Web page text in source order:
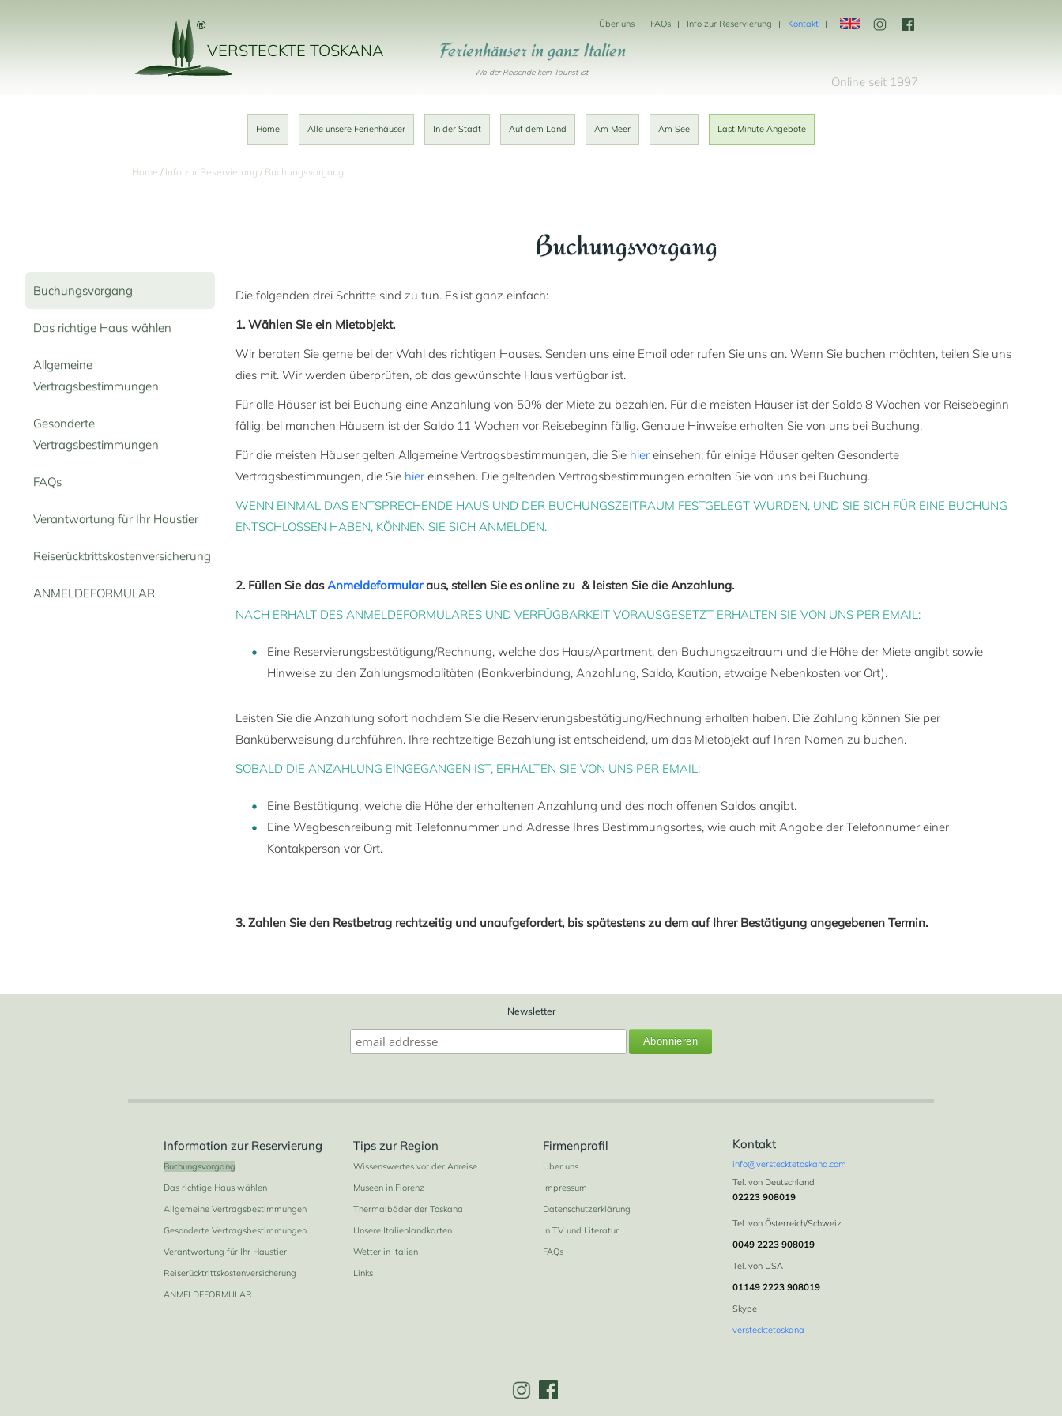
VERSTECKTE TOSKANA
Über uns FAQs Info zur Reservierung Kontakt
Ferienhäuser in ganz Italien
Wo der Reisende kein Tourist ist
Online seit 1997
Home Alle unsere Ferienhäuser In der Stadt Auf dem Land Am Meer Am See Last Minute Angebote
Home Info zur Reservierung Buchungsvorgang
Buchungsvorgang
Das richtige Haus wählen
Allgemeine
Vertragsbestimmungen
Gesonderte
Vertragsbestimmungen
FAQs
Verantwortung für Ihr Haustier
Reiserücktrittskostenversicherung
ANMELDEFORMULAR
Buchungsvorgang
Die folgenden drei Schritte sind zu tun. Es ist ganz einfach:
1. Wählen Sie ein Mietobjekt.
Wir beraten Sie gerne bei der Wahl des richtigen Hauses. Senden uns eine Email oder rufen Sie uns an. Wenn Sie buchen möchten, teilen Sie uns
dies mit. Wir werden überprüfen, ob das gewünschte Haus verfügbar ist.
Für alle Häuser ist bei Buchung eine Anzahlung von 50% der Miete zu bezahlen. Für die meisten Häuser ist der Saldo 8 Wochen vor Reisebeginn
fällig; bei manchen Häusern ist der Saldo 11 Wochen vor Reisebeginn fällig. Genaue Hinweise erhalten Sie von uns bei Buchung.
Für die meisten Häuser gelten Allgemeine Vertragsbestimmungen, die Sie hier einsehen; für einige Häuser gelten Gesonderte
Vertragsbestimmungen, die Sie hier einsehen. Die geltenden Vertragsbestimmungen erhalten Sie von uns bei Buchung.
WENN EINMAL DAS ENTSPRECHENDE HAUS UND DER BUCHUNGSZEITRAUM FESTGELEGT WURDEN, UND SIE SICH FÜR EINE BUCHUNG
ENTSCHLOSSEN HABEN, KÖNNEN SIE SICH ANMELDEN.
2. Füllen Sie dasAnmeldeformularaus, stellen Sie es online zu & leisten Sie die Anzahlung.
NACH ERHALT DES ANMELDEFORMULARES UND VERFÜGBARKEIT VORAUSGESETZT ERHALTEN SIE VON UNS PER EMAIL:
Eine Reservierungsbestätigung/Rechnung, welche das Haus/Apartment, den Buchungszeitraum und die Höhe der Miete angibt sowie
Hinweise zu den Zahlungsmodalitäten (Bankverbindung, Anzahlung, Saldo, Kaution, etwaige Nebenkosten vor Ort).
Leisten Sie die Anzahlung sofort nachdem Sie die Reservierungsbestätigung/Rechnung erhalten haben. Die Zahlung können Sie per
Banküberweisung durchführen. Ihre rechtzeitige Bezahlung ist entscheidend, um das Mietobjekt auf Ihren Namen zu buchen.
SOBALD DIE ANZAHLUNG EINGEGANGEN IST, ERHALTEN SIE VON UNS PER EMAIL:
Eine Bestätigung, welche die Höhe der erhaltenen Anzahlung und des noch offenen Saldos angibt.
Eine Wegbeschreibung mit Telefonnummer und Adresse Ihres Bestimmungsortes, wie auch mit Angabe der Telefonnumer einer
Kontakperson vor Ort.
3. Zahlen Sie den Restbetrag rechtzeitig und unaufgefordert, bis spätestens zu dem auf Ihrer Bestätigung angegebenen Termin.
Newsletter
Information zur Reservierung
Buchungsvorgang
Das richtige Haus wählen
Allgemeine Vertragsbestimmungen
Gesonderte Vertragsbestimmungen
Verantwortung für Ihr Haustier
Reiserücktrittskostenversicherung
ANMELDEFORMULAR
Tips zur Region
Wissenswertes vor der Anreise
Museen in Florenz
Thermalbäder der Toskana
Unsere Italienlandkarten
Wetter in Italien
Links
Firmenprofil
Über uns
Impressum
Datenschutzerklärung
In TV und Literatur
FAQs
Kontakt
info@verstecktetoskana.com
Tel. von Deutschland
02223 908019
Tel. von Österreich/Schweiz
0049 2223 908019
Tel. von USA
01149 2223 908019
Skype
verstecktetoskana